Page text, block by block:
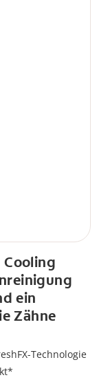
Cooling
ein
Zähne
Technologie